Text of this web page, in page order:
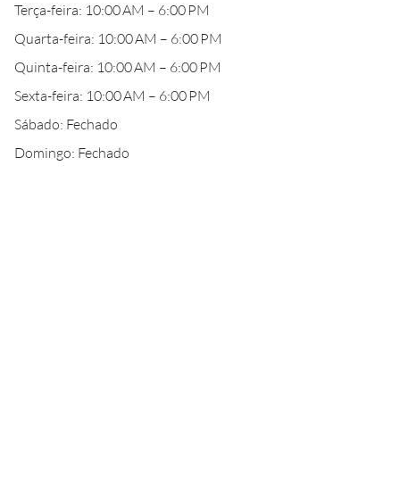
Terça-feira: 10:00 AM – 6:00 PM
Quarta-feira: 10:00 AM – 6:00 PM
Quinta-feira: 10:00 AM – 6:00 PM
Sexta-feira: 10:00 AM – 6:00 PM
Sábado: Fechado
Domingo: Fechado